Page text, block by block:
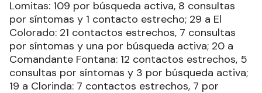
Lomitas: 109 por búsqueda activa, 8 consultas
por síntomas y 1 contacto estrecho; 29 a El
Colorado: 21 contactos estrechos, 7 consultas
por síntomas y una por búsqueda activa; 20 a
Comandante Fontana: 12 contactos estrechos, 5
consultas por síntomas y 3 por búsqueda activa;
19 a Clorinda: 7 contactos estrechos, 7 por